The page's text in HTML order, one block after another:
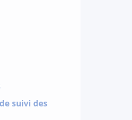
suivi des